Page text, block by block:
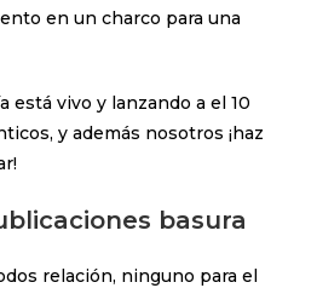
en un charco para una
está vivo y lanzando a el 10
y además nosotros ¡haz
basura
relación, ninguno para el